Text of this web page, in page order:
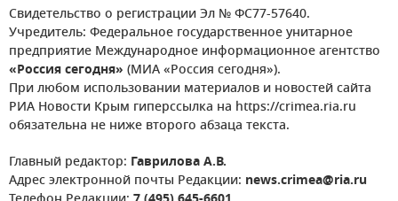
Свидетельство о регистрации Эл № ФС77-57640.
Учредитель: Федеральное государственное унитарное
предприятие Международное информационное агентство
«Россия сегодня» (МИА «Россия сегодня»).
При любом использовании материалов и новостей сайта
РИА Новости Крым гиперссылка на https://crimea.ria.ru
обязательна не ниже второго абзаца текста.
Главный редактор: Гаврилова А.В.
Адрес электронной почты Редакции: news.crimea@ria.ru